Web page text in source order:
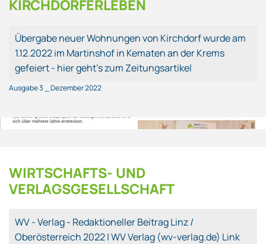
KIRCHDORFERLEBEN
Übergabe neuer Wohnungen von Kirchdorf wurde am
1.12.2022 im Martinshof in Kematen an der Krems
gefeiert - hier geht's zum Zeitungsartikel
Ausgabe 3 _ Dezember 2022
WIRTSCHAFTS- UND
VERLAGSGESELLSCHAFT
WV - Verlag - Redaktioneller Beitrag Linz /
Oberösterreich 2022 | WV Verlag (wv-verlag.de) Link